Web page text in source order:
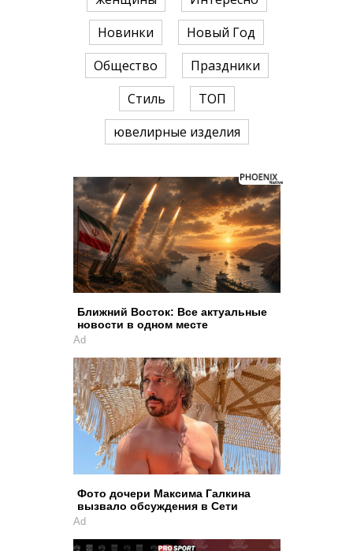
Новинки
Новый Год
Общество
Праздники
Стиль
ТОП
ювелирные изделия
Ближний Восток: Все актуальные
новости в одном месте
Ad
Фото дочери Максима Галкина
вызвало обсуждения в Сети
Ad